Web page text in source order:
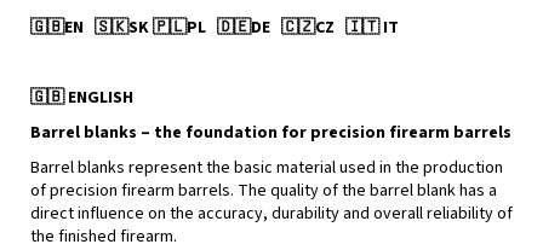
🇬🇧EN 🇸🇰SK🇵🇱PL 🇩🇪DE 🇨🇿CZ 🇮🇹IT
🇬🇧ENGLISH
Barrel blanks – the foundation for precision firearm barrels
Barrel blanks represent the basic material used in the production
of precision firearm barrels. The quality of the barrel blank has a
direct influence on the accuracy, durability and overall reliability of
the finished firearm.